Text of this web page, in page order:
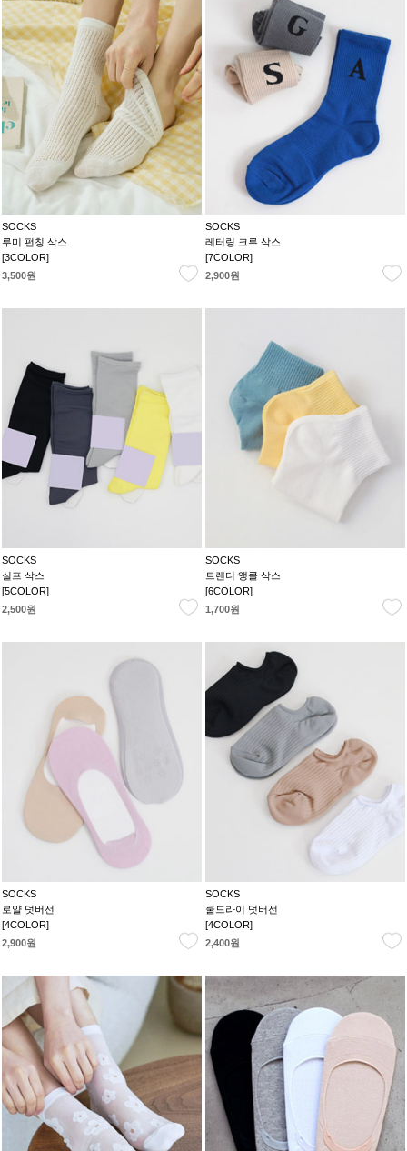
SOCKS
루미 펀칭 삭스
[3COLOR]
3,500원
SOCKS
레터링 크루 삭스
[7COLOR]
2,900원
SOCKS
실프 삭스
[5COLOR]
2,500원
SOCKS
트렌디 앵클 삭스
[6COLOR]
1,700원
SOCKS
로얄 덧버선
[4COLOR]
2,900원
SOCKS
쿨드라이 덧버선
[4COLOR]
2,400원